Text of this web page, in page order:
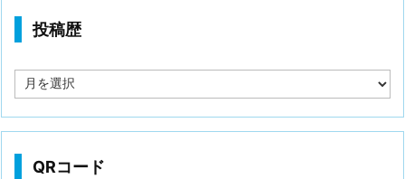
投稿歴
稿
QRコード